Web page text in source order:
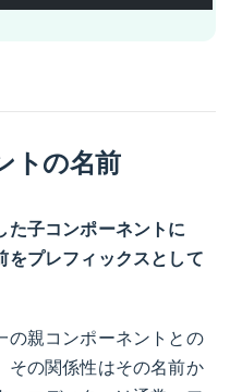
トの名前
た子コンポーネントに
をプレフィックスとして
の親コンポーネントとの
その関係性はその名前か